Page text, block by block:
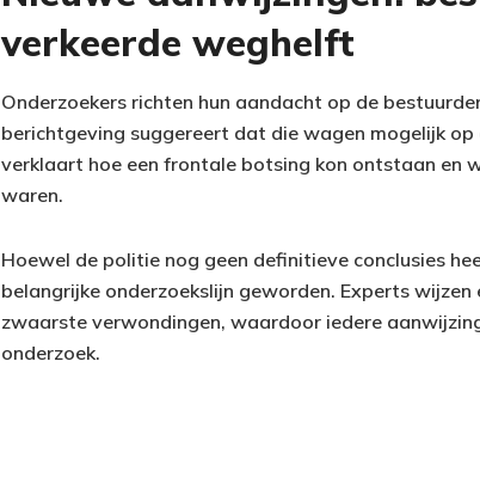
verkeerde weghelft
Onderzoekers richten hun aandacht op de
berichtgeving suggereert dat die wagen mogelijk
verklaart hoe een frontale botsing kon ontstaan en
waren.
Hoewel de politie nog geen definitieve conclusies
belangrijke onderzoekslijn geworden. Experts
zwaarste verwondingen, waardoor iedere
onderzoek.